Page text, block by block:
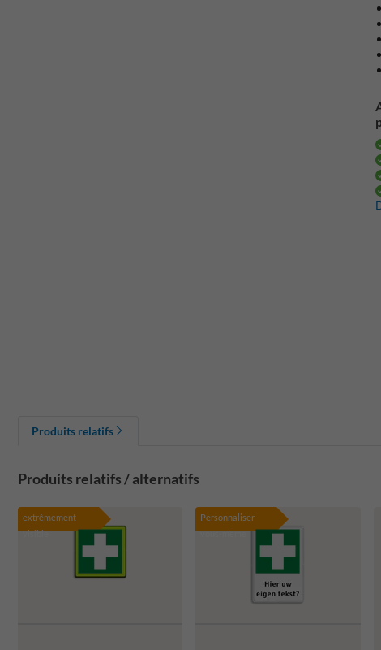
Produits relatifs
Produits relatifs / alternatifs
extrêmement
visible
Personnaliser
vous-même